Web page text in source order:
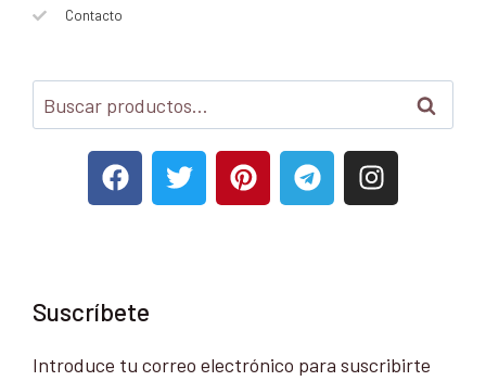
Contacto
Buscar
Suscríbete
Introduce tu correo electrónico para suscribirte